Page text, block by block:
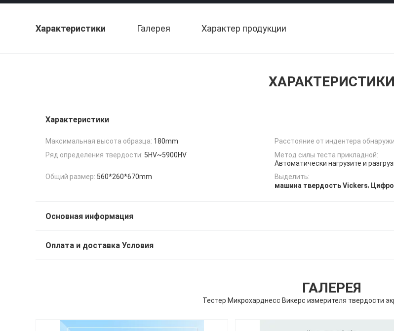
Характеристики Галерея Характер продукции
ХАРАКТЕРИСТИКИ
Характеристики
Максимальная высота образца: 180mm Расстояние от индентера
Ряд определения твердости: 5HV~5900HV
Метод силы теста прикладной:
Автоматически нагрузите и
Общий размер: 560*260*670mm
Выделить:
машина твердость Vickers,
Основная информация
Оплата и доставка Условия
ГАЛЕРЕЯ
Тестер Микрохарднесс Викерс измерителя твердости